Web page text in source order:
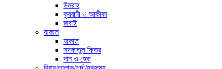
উমরাহ
কুরবানী ও আকীকা
জবাই
যাকাত
যাকাত
সদকাতুল ফিতর
দান ও হেবা